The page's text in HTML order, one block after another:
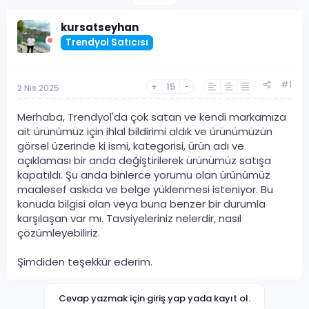
kursatseyhan
Trendyol Satıcısı
2 Nis 2025 + 15 - #1
Merhaba, Trendyol'da çok satan ve kendi markamıza
ait ürünümüz için ihlal bildirimi aldık ve ürünümüzün
görsel üzerinde ki ismi, kategorisi, ürün adı ve
açıklaması bir anda değiştirilerek ürünümüz satışa
kapatıldı. Şu anda binlerce yorumu olan ürünümüz
maalesef askıda ve belge yüklenmesi isteniyor. Bu
konuda bilgisi olan veya buna benzer bir durumla
karşılaşan var mı. Tavsiyeleriniz nelerdir, nasıl
çözümleyebiliriz.
Şimdiden teşekkür ederim.
Cevap yazmak için giriş yap yada kayıt ol.